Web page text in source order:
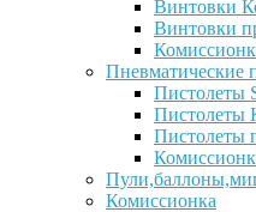
Винтовки
Винтовки
Пневматические
Пистолеты
Пистолеты
Пистолеты
Комиссионка